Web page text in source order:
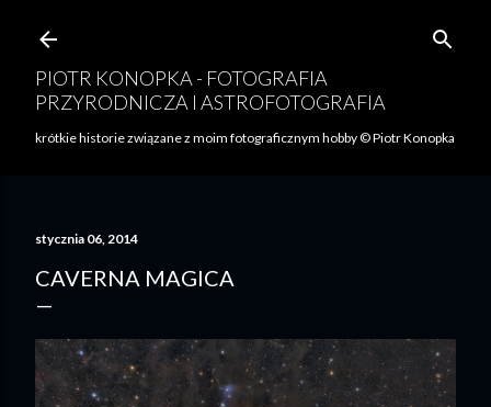
PIOTR KONOPKA - FOTOGRAFIA
PRZYRODNICZA I ASTROFOTOGRAFIA
krótkie historie związane z moim fotograficznym hobby © Piotr Konopka
stycznia 06, 2014
CAVERNA MAGICA